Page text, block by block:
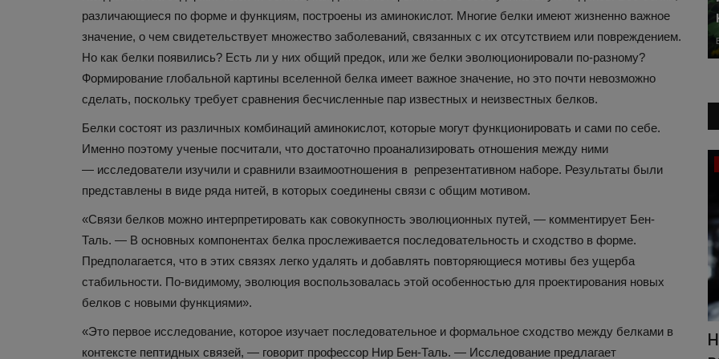
различающиеся по форме и функциям, построены из аминокислот. Многие белки имеют жизненно важное
значение, о чем свидетельствует множество заболеваний, связанных с их отсутствием или повреждением.
Но как белки появились? Есть ли у них общий предок, или же белки эволюционировали по-разному?
Формирование глобальной картины вселенной белка имеет важное значение, но это почти невозможно
сделать, поскольку требует сравнения бесчисленные пар известных и неизвестных белков.
Белки состоят из различных комбинаций аминокислот, которые могут функционировать и сами по себе.
Именно поэтому ученые посчитали, что достаточно проанализировать отношения между ними
— исследователи изучили и сравнили взаимоотношения в репрезентативном наборе. Результаты были
представлены в виде ряда нитей, в которых соединены связи с общим мотивом.
«Связи белков можно интерпретировать как совокупность эволюционных путей, — комментирует Бен-
Таль. — В основных компонентах белка прослеживается последовательность и сходство в форме.
Предполагается, что в этих связях легко удалять и добавлять повторяющиеся мотивы без ущерба
стабильности. По-видимому, эволюция воспользовалась этой особенностью для проектирования новых
белков с новыми функциями».
«Это первое исследование, которое изучает последовательное и формальное сходство между белками в
контексте пептидных связей, — говорит профессор Нир Бен-Таль. — Исследование предлагает
Почему ребенок лжет, и как с этим
Монтаж кровли под ключ: